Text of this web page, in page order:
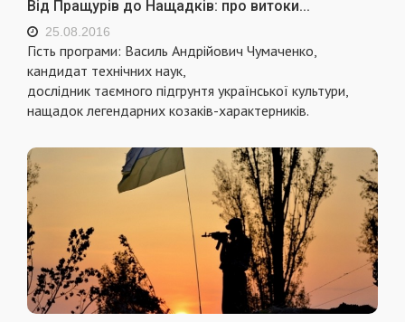
Від Пращурів до Нащадків: про витоки...
25.08.2016
Гість програми: Василь Андрійович Чумаченко,
кандидат технічних наук,
дослідник таємного підгрунтя української культури,
нащадок легендарних козаків-характерників.